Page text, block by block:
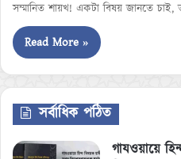
সম্মানিত শায়খ! একটা বিষয় জানতে
Read More »
সর্বাধিক পঠিত
গাযওয়ায়ে